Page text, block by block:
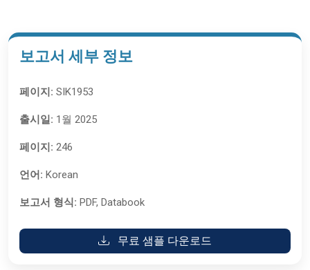
보고서 세부 정보
페이지: SIK1953
출시일: 1월 2025
페이지: 246
언어: Korean
보고서 형식: PDF, Databook
무료 샘플 다운로드